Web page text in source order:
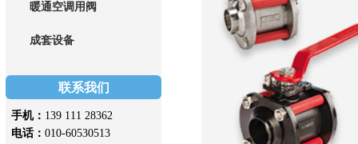
联系我们
暖通空调用阀
成套设备
手机： 139 111 28362
电话： 010-60530513